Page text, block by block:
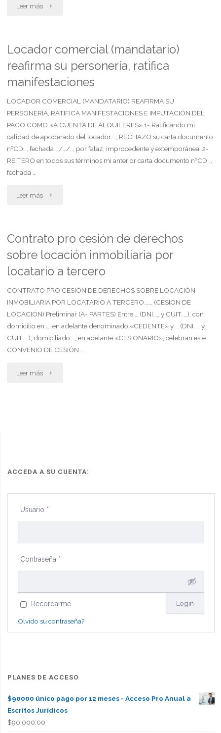
Leer más "Boleto
inmobiliaria
para
finca
con
de
(art.
Locador comercial (mandatario)
reafirma su personería, ratifica
manifestaciones
LOCADOR COMERCIAL (MANDATARIO) REAFIRMA SU
PERSONERÍA, RATIFICA MANIFESTACIONES E IMPUTACIÓN DEL
PAGO COMO «A CUENTA DE ALQUILERES» 1- Ratificando mi
calidad de apoderado del locador …, RECHAZO su carta documento
nºCD…, fechada …/…/.., por falaz, improcedente y extemporánea. 2-
REITERO en todos sus términos mi anterior carta documento nºCD…,
fechada …
Leer más "Locador
(mandatario)
reafirma
su
personería,
ratifica
Contrato pro cesión de derechos
sobre locación inmobiliaria por
locatario a tercero
CONTRATO PRO CESIÓN DE DERECHOS SOBRE LOCACIÓN
INMOBILIARIA POR LOCATARIO A TERCERO.__ (CESIÓN DE
LOCACIÓN) Preliminar (A- PARTES) Entre … (DNI. … y CUIT. …), con
domicilio en …, en adelante denominado «CEDENTE» y … (DNI. … y
CUIT. …), domiciliado …, en adelante «CESIONARIO», celebran este
CONVENIO DE CESIÓN …
Leer más "Contrato
sobre
inmobiliaria
ACCEDA A SU CUENTA:
Usuario *
Contraseña *
Recordarme
Olvido su contraseña?
PLANES DE ACCESO
$90000 único pago por 12 meses - Acceso Pro Anual a
Escritos Jurídicos
$90,000.00